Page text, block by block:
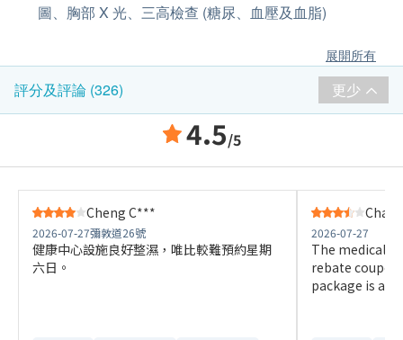
圖、胸部 X 光、三高檢查 (糖尿、血壓及血脂)
展開所有
評分及評論 (326) 更少
4.5/5
Cheng C***
2026-07-27彌敦道26號
健康中心設施良好整濕，唯比較難預約星期
六日。
Chan
2026-07-27
The medical
rebate
package is a